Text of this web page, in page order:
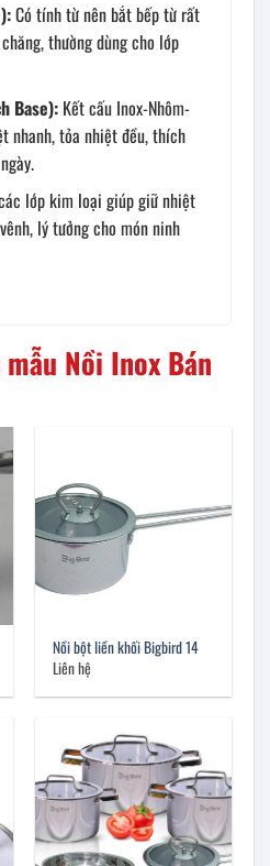
Có tính từ nên bắt bếp từ rất
thường dùng cho lớp
Base): Kết cấu Inox-Nhôm-
nhanh, tỏa nhiệt đều, thích
lớp kim loại giúp giữ nhiệt
lý tưởng cho món ninh
Nồi Inox Bán
Nồi bột liền khối Bigbird 14
Liên hệ